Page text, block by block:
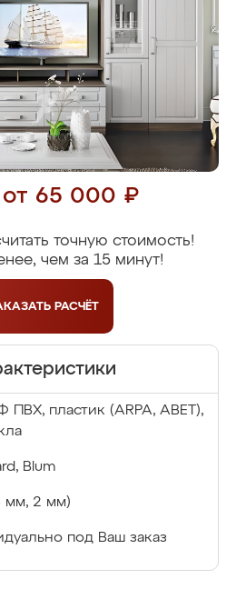
65 000 ₽
точную стоимость!
чем за 15 минут!
РАСЧЁТ
пластик (ARPA, ABET),
Blum
мм, 2 мм)
под Ваш заказ